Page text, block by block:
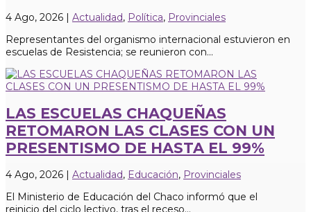
4 Ago, 2026 | Actualidad, Política, Provinciales
Representantes del organismo internacional estuvieron en
escuelas de Resistencia; se reunieron con...
LAS ESCUELAS CHAQUEÑAS
RETOMARON LAS CLASES CON UN
PRESENTISMO DE HASTA EL 99%
4 Ago, 2026 Actualidad, Educación, Provinciales
El Ministerio de Educación del Chaco informó que el
reinicio del ciclo lectivo, tras el receso...